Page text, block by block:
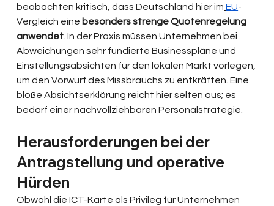
beobachten kritisch, dass Deutschland hier im EU-
Vergleich eine besonders strenge Quotenregelung
anwendet . In der Praxis müssen Unternehmen bei
Abweichungen sehr fundierte Businesspläne und
Einstellungsabsichten für den lokalen Markt vorlegen,
um den Vorwurf des Missbrauchs zu entkräften. Eine
bloße Absichtserklärung reicht hier selten aus; es
bedarf einer nachvollziehbaren Personalstrategie.
Herausforderungen bei der
Antragstellung und operative
Hürden
Obwohl die ICT-Karte als Privileg für Unternehmen